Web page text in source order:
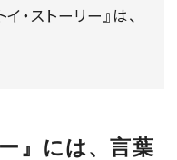
・ストーリー』は、
』には、言葉